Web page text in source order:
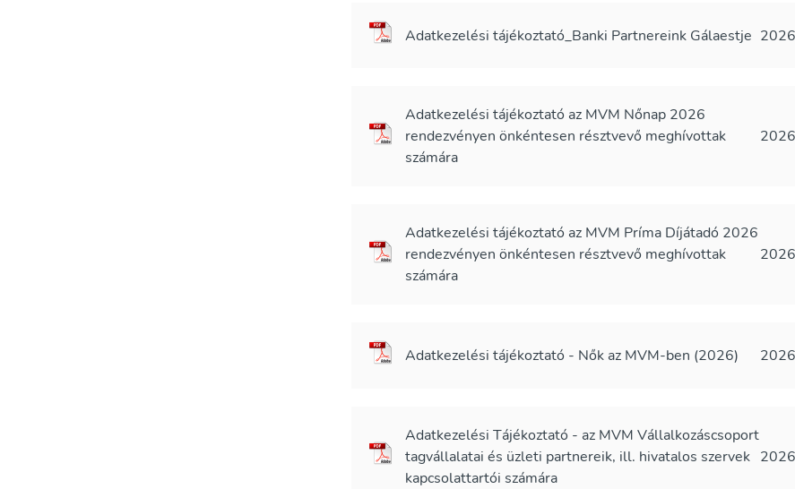
Adatkezelési tájékoztató_Banki Partnereink Gálaestje
Adatkezelési tájékoztató az MVM Nőnap 2026
rendezvényen önkéntesen résztvevő meghívottak
számára
Adatkezelési tájékoztató az MVM Príma Díjátadó 2026
rendezvényen önkéntesen résztvevő meghívottak
számára
Adatkezelési tájékoztató - Nők az MVM-ben (2026)
Adatkezelési Tájékoztató - az MVM Vállalkozáscsoport
tagvállalatai és üzleti partnereik, ill. hivatalos szervek
kapcsolattartói számára